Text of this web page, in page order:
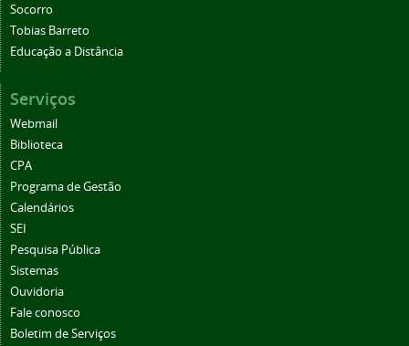
Socorro
Tobias Barreto
Educação a Distância
Serviços
Webmail
Biblioteca
CPA
Programa de Gestão
Calendários
SEI
Pesquisa Pública
Sistemas
Ouvidoria
Fale conosco
Boletim de Serviços